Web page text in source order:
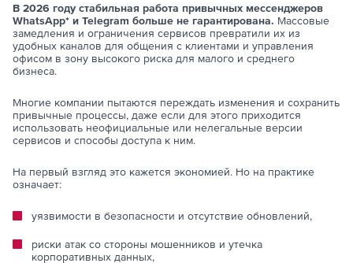
В 2026 году стабильная работа привычных мессенджеров
WhatsApp* и Telegram больше не гарантирована. Массовые
замедления и ограничения сервисов превратили их из
удобных каналов для общения с клиентами и управления
офисом в зону высокого риска для малого и среднего
бизнеса.
Многие компании пытаются переждать изменения и сохранить
привычные процессы, даже если для этого приходится
использовать неофициальные или нелегальные версии
сервисов и способы доступа к ним.
На первый взгляд это кажется экономией. Но на практике
означает:
уязвимости в безопасности и отсутствие обновлений,
риски атак со стороны мошенников и утечка
корпоративных данных,